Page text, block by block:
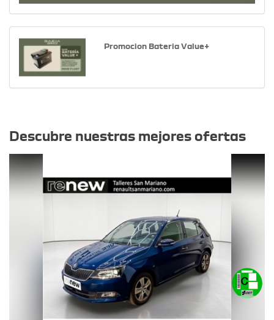
Promocion Bateria Value+
Descubre nuestras mejores ofertas